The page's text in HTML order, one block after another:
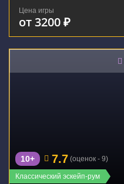
Цена игры
от 3200 ₽
Классический эскейп-рум
10+ 7.7 (оценок - 9)